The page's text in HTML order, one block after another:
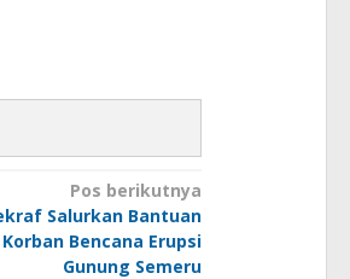
Pos berikutnya
Salurkan Bantuan
Bencana Erupsi
Gunung Semeru